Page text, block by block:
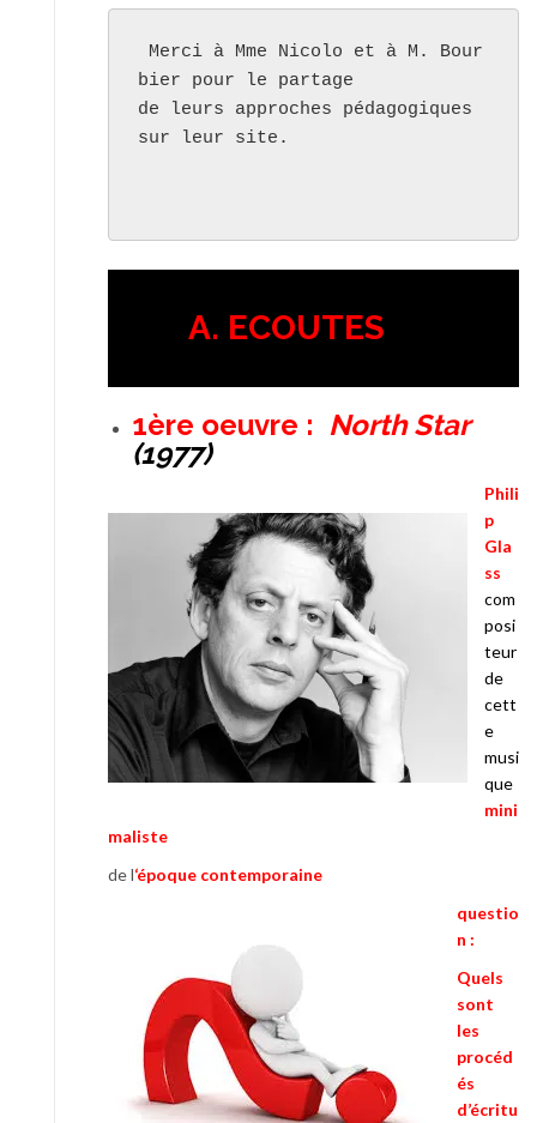
bier pour le partage
de leurs approches pédagogiques
sur leur site.
A. ECOUTES
1ère oeuvre : North Star
(1977)
Phili
p
Gla
ss
com
posi
teur
de
cett
e
musi
que
mini
maliste
de l‘époque contemporaine
questio
n :
Quels
sont
les
procéd
és
d’écritu